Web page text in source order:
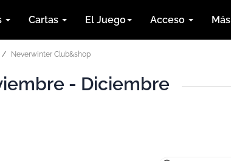
Cartas El Juego Acceso Más
Neverwinter Club&shop
- Diciembre